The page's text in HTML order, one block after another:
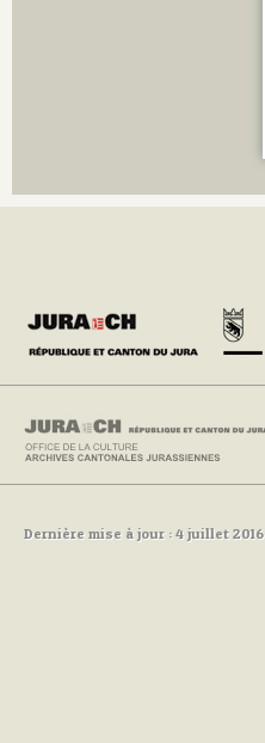
Dernière mise à jour : 4 juillet 2016